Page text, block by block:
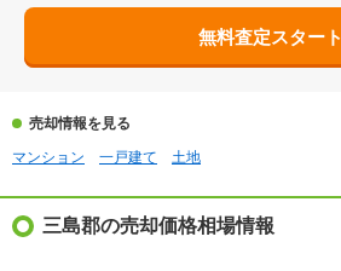
無料査定スタート
売却情報を見る
マンション
一戸建て 土地
三島郡の売却価格相場情報